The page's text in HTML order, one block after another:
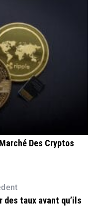
Des Cryptos
taux avant qu’ils